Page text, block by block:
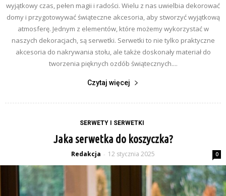
wyjątkowy czas, pełen magii i radości. Wielu z nas uwielbia dekorować
domy i przygotowywać świąteczne akcesoria, aby stworzyć wyjątkową
atmosferę. Jednym z elementów, które możemy wykorzystać w
naszych dekoracjach, są serwetki. Serwetki to nie tylko praktyczne
akcesoria do nakrywania stołu, ale także doskonały materiał do
tworzenia pięknych ozdób świątecznych....
Czytaj więcej
SERWETY I SERWETKI
Jaka serwetka do koszyczka?
Redakcja - 12 stycznia 2025 0